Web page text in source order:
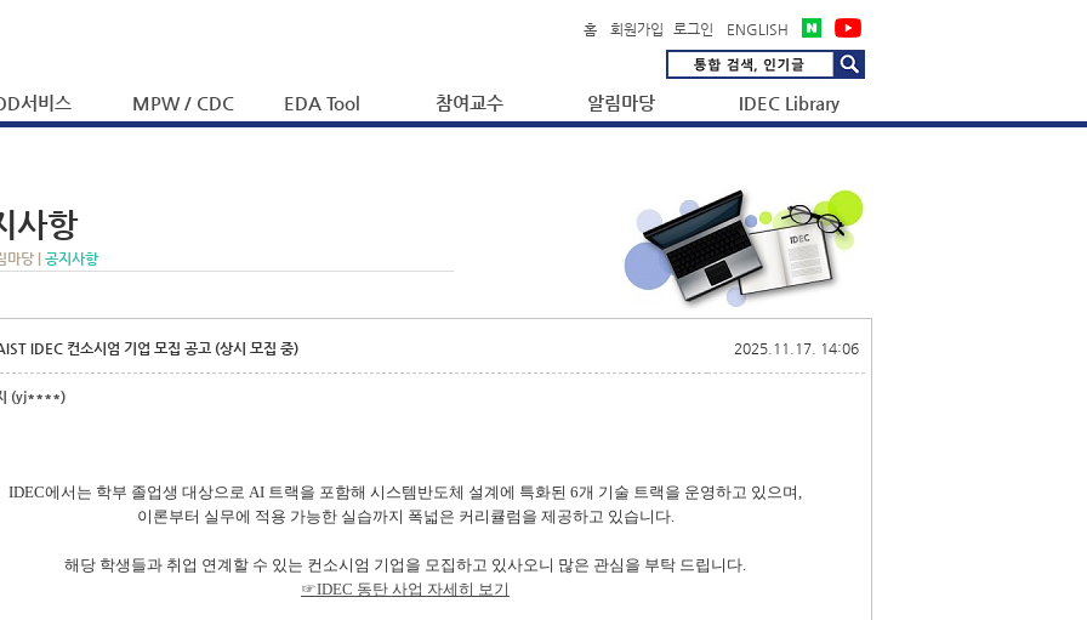
홈 회원가입 로그인 ENGLISH
서비스 MPW / CDC EDA Tool 참여교수 알림마당 IDEC Library
사항
마당 | 공지사항
IDEC 컨소시엄 기업 모집 공고 (상시 모집 중) 2025.11.17. 14:06
(yj****)
IDEC에서는 학부 졸업생 대상으로 AI 트랙을 포함해 시스템반도체 설계에 특화된 6개 기술 트랙을 운영하고 있으며,
이론부터 실무에 적용 가능한 실습까지 폭넓은 커리큘럼을 제공하고 있습니다.
해당 학생들과 취업 연계할 수 있는 컨소시엄 기업을 모집하고 있사오니 많은 관심을 부탁 드립니다.
☞IDEC 동탄 사업 자세히 보기